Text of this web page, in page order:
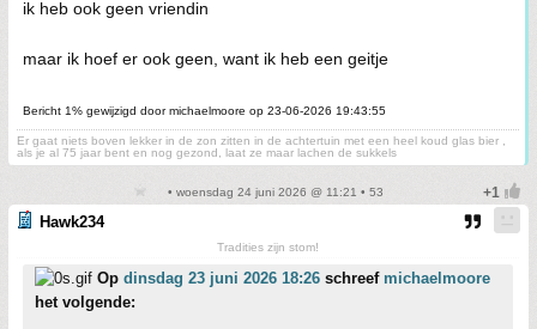
ik heb ook geen vriendin
maar ik hoef er ook geen, want ik heb een geitje
Bericht 1% gewijzigd door michaelmoore op 23-06-2026 19:43:55
Er gaat niets boven lekker in de zon zitten in de achtertuin met een heel koud glas bier ,
als je al 75 jaar bent en nog gezond, laat ze maar lachen de sukkels
• woensdag 24 juni 2026 @ 11:21 • 53
Hawk234
Tradities zijn stom!
Op dinsdag 23 juni 2026 18:26 schreef michaelmoore
het volgende: